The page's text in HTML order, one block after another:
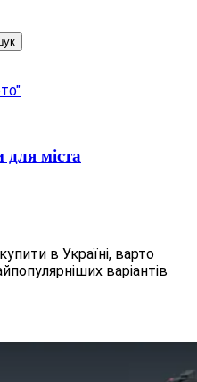
міста
в Україні, варто
варіантів